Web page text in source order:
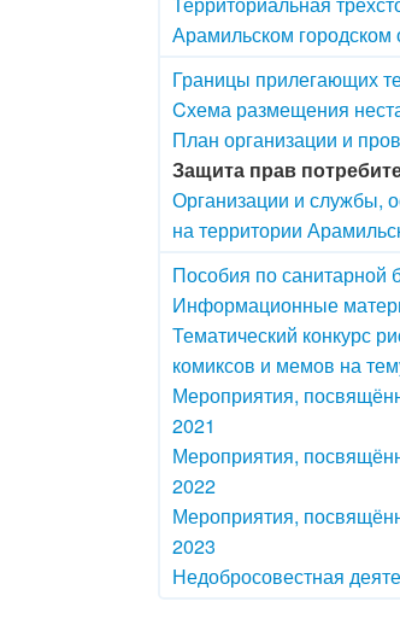
Арамильском городском
Границы прилегающих
Cхема размещения
План организации и
Защита прав
Организации и службы,
на территории
Пособия по санитарной
Информационные
Тематический конкурс
комиксов и мемов на
Мероприятия,
2021
Мероприятия,
2022
Мероприятия,
2023
Недобросовестная